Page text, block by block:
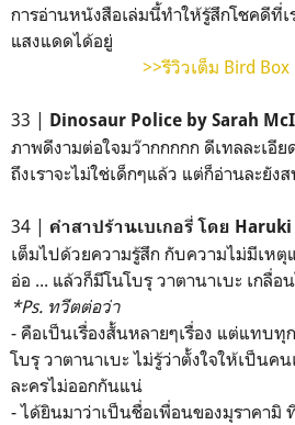
การอ่านหนังสือเล่มนี้ทำให้รู้สึกโชคดีที่เ
แสงแดดได้อยู่
>>รีวิวเต็ม Bird
33 | Dinosaur Police by Sarah
ภาพดีงามต่อใจมว๊ากกกกก ดีเทลละเอีย
ถึงเราจะไม่ใช่เด็กๆแล้ว แต่ก็อ่านละยัง
34 | คำสาปร้านเบเกอรี่ โดย
เต็มไปด้วยความรู้สึก กับความไม่มีเหตุ
อ่อ ... แล้วก็มีโนโบรุ วาตานาเบะ เกลื่อ
*Ps. ทวีตต่อว่า
- คือเป็นเรื่องสั้นหลายๆเรื่อง แต่แทบทุ
โบรุ วาตานาเบะ ไม่รู้ว่าตั้งใจให้เป็นค
ละครไม่ออกกันแน่
- ได้ยินมาว่าเป็นชื่อเพื่อนของมุราคามิ